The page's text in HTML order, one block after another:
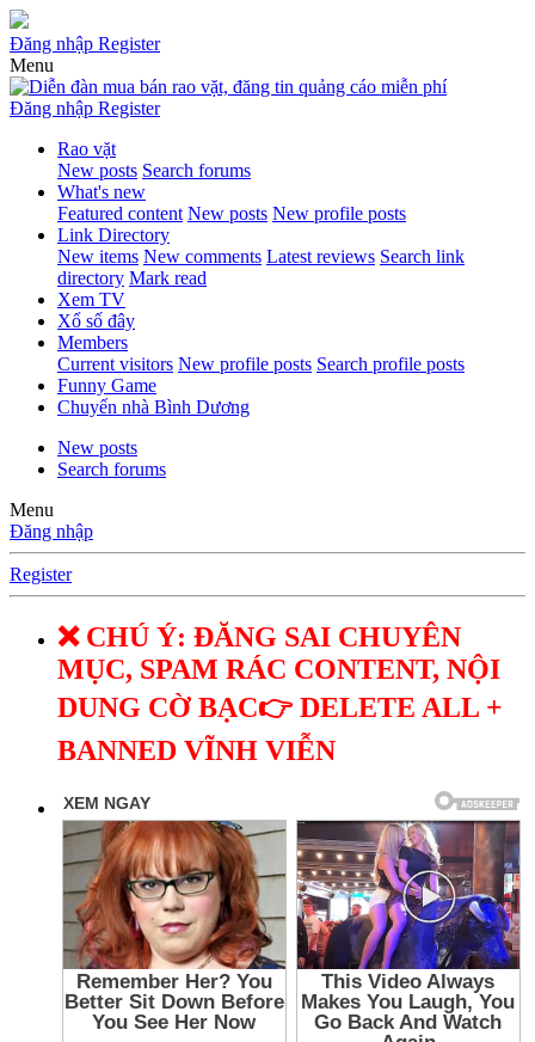
Đăng nhập Register
Menu
Đăng nhập Register
Rao vặt
New posts Search forums
What's new
Featured content New posts New profile posts
Link Directory
New items New comments Latest reviews Search link
directory Mark read
Xem TV
Xổ số đây
Members
Current visitors New profile posts Search profile posts
Funny Game
Chuyển nhà Bình Dương
New posts
Search forums
Menu
Đăng nhập
Register
❌ CHÚ Ý: ĐĂNG SAI CHUYÊN
MỤC, SPAM RÁC CONTENT, NỘI
DUNG CỜ BẠC👉 DELETE ALL +
BANNED VĨNH VIỄN